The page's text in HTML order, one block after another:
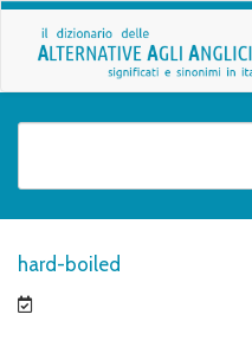
hard-boiled